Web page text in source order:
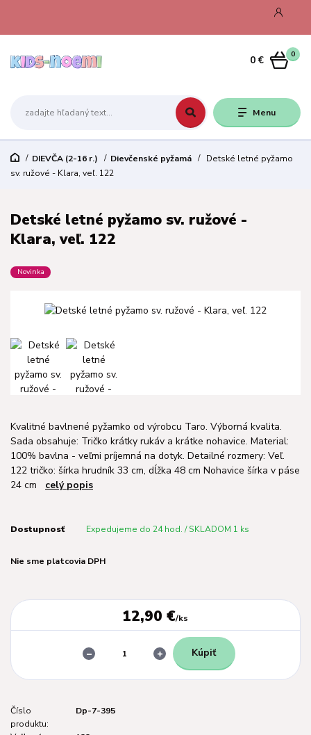
Menu
0
0 €
DIEVČA (2-16 r.) Dievčenské pyžamá
Detské letné pyžamo
sv. ružové - Klara, veľ. 122
Detské letné pyžamo sv. ružové -
Klara, veľ. 122
Novinka
Kvalitné bavlnené pyžamko od výrobcu Taro. Výborná kvalita.
Sada obsahuje: Tričko krátky rukáv a krátke nohavice. Material:
100% bavlna - veľmi príjemná na dotyk. Detailné rozmery: Veľ.
122 tričko: šírka hrudník 33 cm, dĺžka 48 cm Nohavice šírka v páse
24 cm celý popis
Dostupnosť Expedujeme do 24 hod. / SKLADOM 1 ks
Nie sme platcovia DPH
12,90 €/ks
Kúpiť
Číslo
produktu:
Dp-7-395